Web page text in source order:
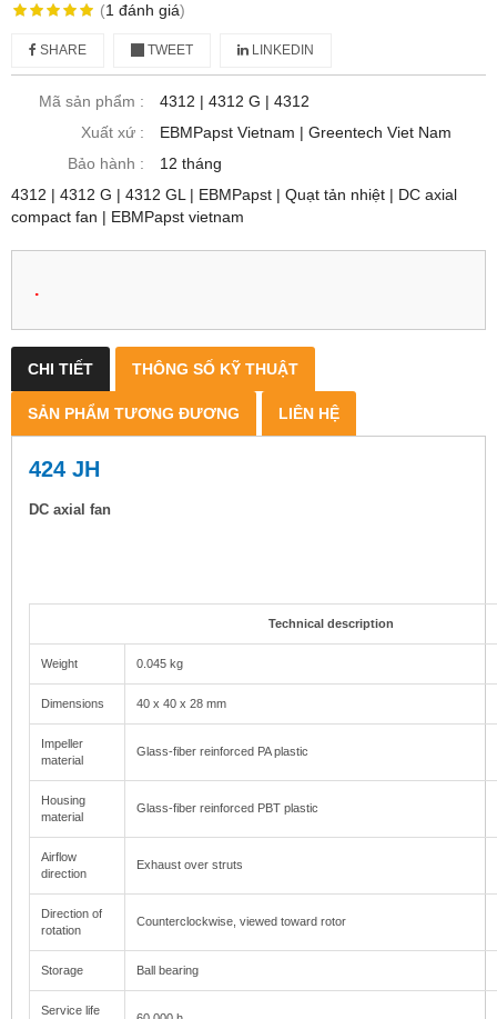
(1 đánh giá)
SHARE TWEET LINKEDIN
Mã sản phẩm :
4312 | 4312 G | 4312
Xuất xứ :
EBMPapst Vietnam | Greentech Viet Nam
Bảo hành :
12 tháng
4312 | 4312 G | 4312 GL | EBMPapst | Quạt tản nhiệt | DC axial
compact fan | EBMPapst vietnam
.
CHI TIẾT THÔNG SỐ KỸ THUẬT
SẢN PHẨM TƯƠNG ĐƯƠNG LIÊN HỆ
424 JH
DC axial fan
Technical description
Weight 0.045 kg
Dimensions 40 x 40 x 28 mm
Impeller
material
Glass-fiber reinforced PA plastic
Housing
material
Glass-fiber reinforced PBT plastic
Airflow
direction
Exhaust over struts
Direction of
rotation
Counterclockwise, viewed toward rotor
Storage Ball bearing
Service life